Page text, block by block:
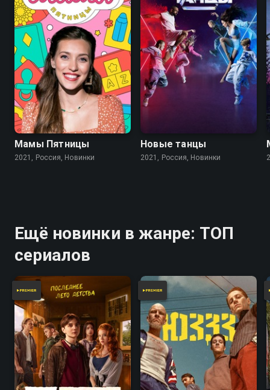
Мамы Пятницы
2021, Россия, Новинки
Новые танцы
2021, Россия, Новинки
Ещё новинки в жанре: ТОП
сериалов